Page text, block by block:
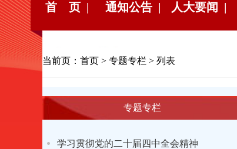
首 页 | 通知公告 | 人大要闻 |
当前页： 首页 > 专题专栏 > 列表
专题专栏
学习贯彻党的二十届四中全会精神